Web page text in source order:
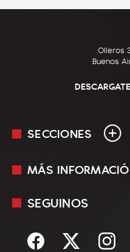
Olleros
Buenos
SECCIONES
En Vivo
Sociedad
MÁS
Mediakit
Términos y condiciones
SEGUINOS